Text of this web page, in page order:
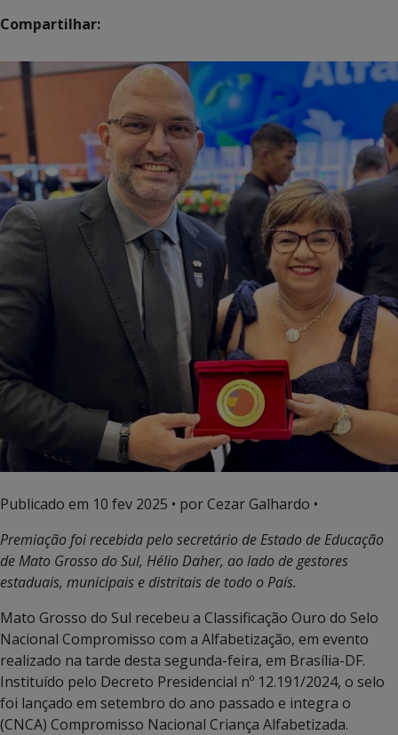
Compartilhar:
Publicado em 10 fev 2025 • por Cezar Galhardo •
Premiação foi recebida pelo secretário de Estado de Educação
de Mato Grosso do Sul, Hélio Daher, ao lado de gestores
estaduais, municipais e distritais de todo o País.
Mato Grosso do Sul recebeu a Classificação Ouro do Selo
Nacional Compromisso com a Alfabetização, em evento
realizado na tarde desta segunda-feira, em Brasília-DF.
Instituído pelo Decreto Presidencial nº 12.191/2024, o selo
foi lançado em setembro do ano passado e integra o
(CNCA) Compromisso Nacional Criança Alfabetizada.